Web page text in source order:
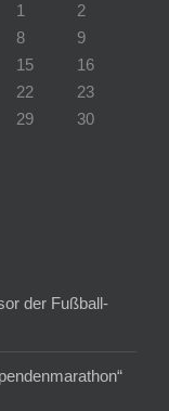
1
2
8
9
15
16
22
23
29
30
der Fußball-